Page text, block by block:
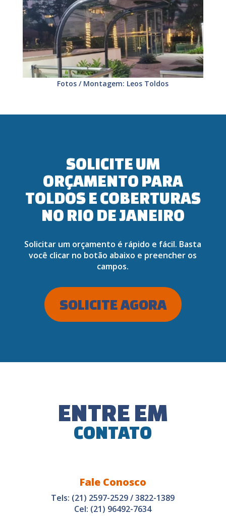
Fotos / Montagem: Leos Toldos
SOLICITE UM
ORÇAMENTO PARA
TOLDOS E COBERTURAS
NO RIO DE JANEIRO
Solicitar um orçamento é rápido e fácil. Basta
você clicar no botão abaixo e preencher os
campos.
SOLICITE AGORA
ENTRE EM
CONTATO
Fale Conosco
Tels: (21) 2597-2529 / 3822-1389
Cel: (21) 96492-7634